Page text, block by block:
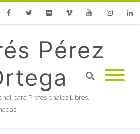
Pérez
para Profesionales Libres,